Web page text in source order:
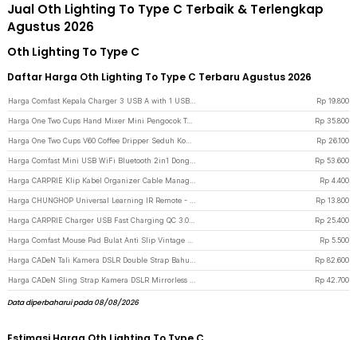
Jual Oth Lighting To Type C Terbaik & Terlengkap
Agustus 2026
Oth Lighting To Type C
Daftar Harga Oth Lighting To Type C Terbaru Agustus 2026
Rp 19.800
Harga One Two Cups Hand Mixer Mini Pengocok Telur Milk Frother USB Type C - HMW10 - White Rp 35.800
Rp 26.100
Rp 53.600
Rp 4.400
Rp 13.800
Rp 25.400
Rp 5.500
Rp 82.600
Rp 42.700
Data diperbaharui pada 08/08/2026